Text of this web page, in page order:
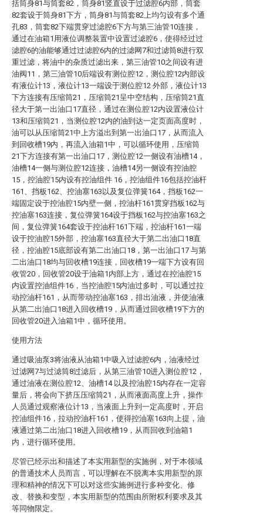
括筒身81与筒套82，筒身81竖直设于过滤腔6内部，筒套
82套设于筒身81下方，筒身81与筒套82上均匀设有多个通
孔83，筒套82下端贯穿过滤腔6下方与第三油管10连接，
通过在油箱1用液位调整装置中设置过滤腔6，使得经过过
滤腔6的油能够通过过滤腔6内的过滤网7和过滤筒8进行双
重过滤，将油中的杂质过滤出来，第三油管10之间设有进
油阀11，第三油管10后端设有测位腔12，测位腔12内部设
有液位计13，液位计13一端设于测位腔12 外部，液位计13
下方连接有压缩筒21，压缩筒21呈中空结构，压缩筒21直
径大于第一出油口17直径，通过在测位腔12内设置液位计
13和压缩筒21，当测位腔12内的油到达一定页面高度时，
油可以从压缩筒21中上方溢出到第一出油口17，从而流入
到回收槽19内，再流入油箱1中，可以循环使用，压缩筒
21下方连接有第一出油口17，测位腔12一侧设有油槽14，
油槽14一侧与测位腔12连接，油槽14另一侧设有控油腔
15，控油腔15内设有控油组件 16，控油组件16包括控油杆
161、挡板162、控油塞163以及复位弹簧164，挡板162一
端固定设于控油腔15内壁一侧，控油杆161贯穿挡板162与
控油塞163连接，复位弹簧164设于挡板162与控油塞163之
间，复位弹簧164套设于控油杆161下端，控油杆161一端
设于控油腔15外部，控油塞163直径大于第二出油口18直
径，控油腔15底部设有第二出油口18，第一出油口17 与第
二出油口18均与回收槽19连接，回收槽19一端下方设有回
收管20，回收管20设于油箱1内部上方，通过在控油腔15
内设置控油组件16，当控油腔15内油过多时，可以通过拉
动控油杆161，从而带动控油塞163，排出油液，并使油液
从第二出油口18进入回收槽19，从而通过回收槽19下方的
回收管20进入油箱1中，循环使用。
使用方法
通过吸油泵3将油液从油箱1中吸入过滤腔6内，油液经过
过滤网7与过滤筒8过滤后，从第三油管10进入测位腔12，
通过油液在测位腔12、油槽14 以及控油腔15内存在一定容
量后，将会向下挤压压缩筒21，从而液面高度上升，操作
人员通过观察液位计13，当液面上升到一定高度时，开启
控油组件16，拉动控油杆161，使得控油塞163向上提，油
液通过第二出油口18进入回收槽19，从而回收到油箱1
内，进行循环使用。
尽管已经示出和描述了本实用新型的实施例，对于本领域
的普通技术人员而言，可以理解在不脱离本实用新型的原
理和精神的情况下可以对这些实施例进行多种变化、修
改、替换和变型，本实用新型的范围由所附权利要求及其
等同物限定。